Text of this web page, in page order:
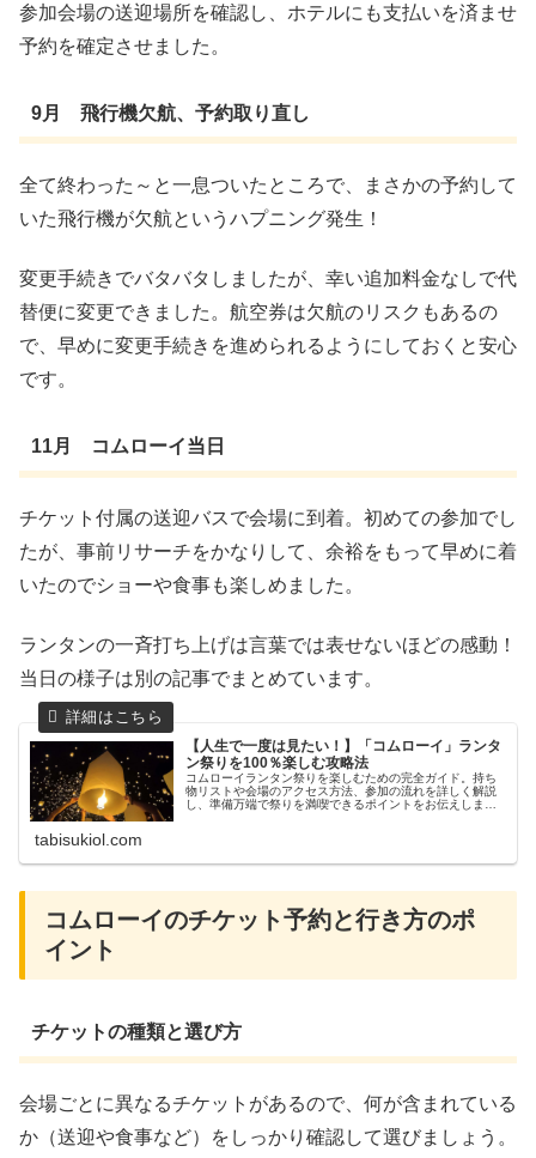
参加会場の送迎場所を確認し、ホテルにも支払いを済ませ
予約を確定させました。
9月 飛行機欠航、予約取り直し
全て終わった～と一息ついたところで、まさかの予約して
いた飛行機が欠航というハプニング発生！
変更手続きでバタバタしましたが、幸い追加料金なしで代
替便に変更できました。 航空券は欠航のリスクもあるの
で、早めに変更手続きを進められるようにしておくと安心
です。
11月 コムローイ当日
チケット付属の送迎バスで会場に到着。初めての参加でし
たが、事前リサーチをかなりして、余裕をもって早めに着
いたのでショーや食事も楽しめました。
ランタンの一斉打ち上げは言葉では表せないほどの感動！
当日の様子は別の記事でまとめています。
【人生で一度は見たい！】「コムローイ」ランタ
ン祭りを100％楽しむ攻略法
コムローイランタン祭りを楽しむための完全ガイド。持ち
物リストや会場のアクセス方法、参加の流れを詳しく解説
し、準備万端で祭りを満喫できるポイントをお伝えしま
tabisukiol.com
コムローイのチケット予約と行き方のポ
イント
チケットの種類と選び方
会場ごとに異なるチケットがあるので、何が含まれている
か（送迎や食事など）をしっかり確認して選びましょう。